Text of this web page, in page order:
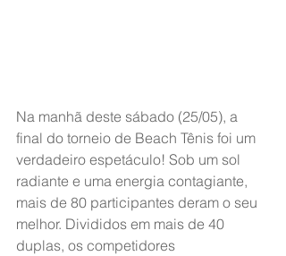
Na manhã deste sábado (25/05), a
final do torneio de Beach Tênis foi um
verdadeiro espetáculo! Sob um sol
radiante e uma energia contagiante,
mais de 80 participantes deram o seu
melhor. Divididos em mais de 40
duplas, os competidores